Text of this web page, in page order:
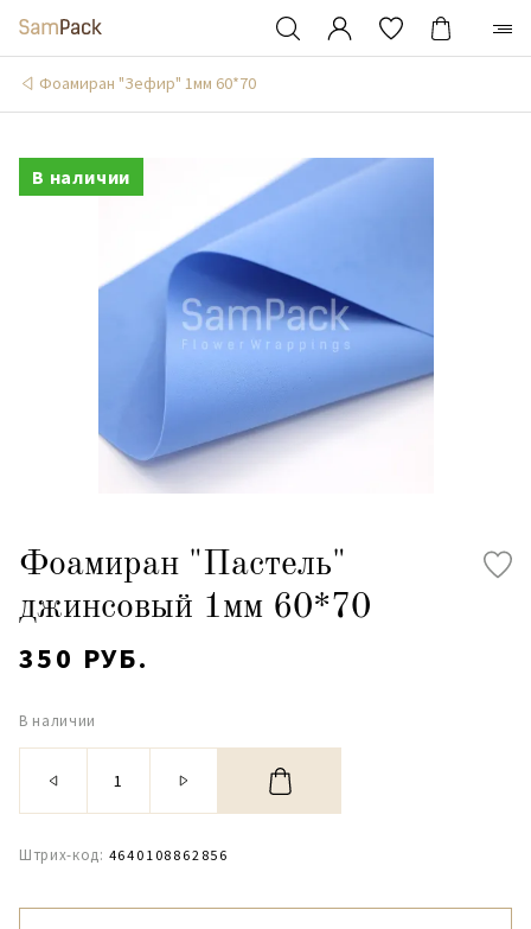
Фоамиран "Зефир" 1мм 60*70
В наличии
Фоамиран "Пастель"
джинсовый 1мм 60*70
350 РУБ.
В наличии
Штрих-код: 4640108862856